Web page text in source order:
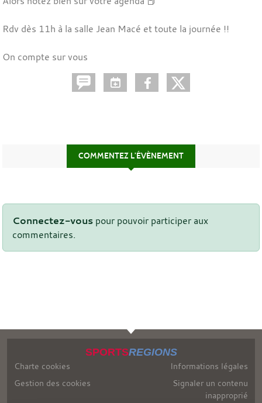
Rdv dès 11h à la salle Jean Macé et toute la journée !!
On compte sur vous
COMMENTEZ L’ÉVÈNEMENT
Connectez-vous pour pouvoir participer aux
commentaires.
SPORTSREGIONS
Charte cookies
Gestion des cookies
Informations légales
Signaler un contenu
inapproprié